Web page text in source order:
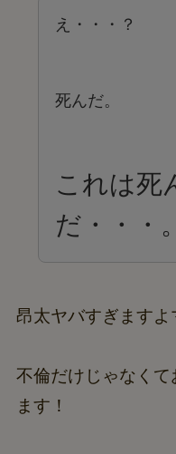
え・・・？
死んだ。
これは死
だ・・・。
昂太ヤバすぎますよ
不倫だけじゃなく
ます！